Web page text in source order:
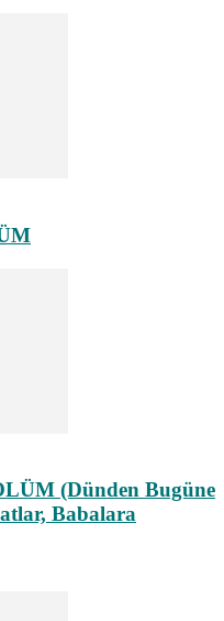
(Dünden Bugüne
Babalara